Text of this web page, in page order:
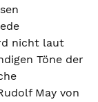
nicht laut
Töne der
May von